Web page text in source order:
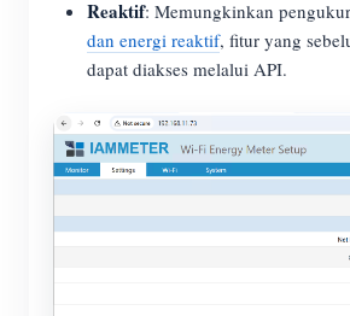
Reaktif: Memungkinkan
dan energi reaktif, fitur yang
dapat diakses melalui API.